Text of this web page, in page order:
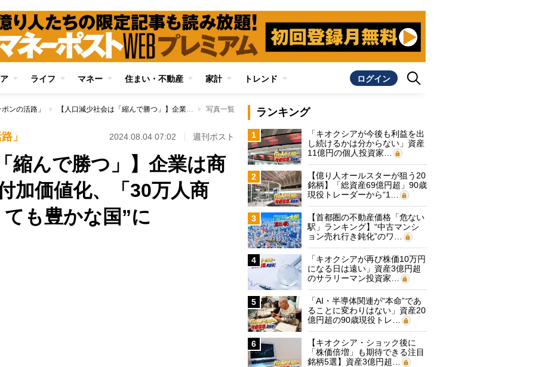
ライフ マネー 住まい・不動産 家計 トレンド ログイン
ンの活路」 【人口減少社会は「縮んで勝つ」】企業は商品やサービスを高付加価値化、「30万人商圏」構築で“小さくても豊かな国”に 写真一覧
」 2024.08.04 07:02 週刊ポスト
縮んで勝つ」】企業は商
加価値化、「30万人商
も豊かな国”に
ランキング
1
「キオクシアが今後も利益を出
し続けるかは分からない」資産
11億円の個人投資家…
2
【億り人オールスターが狙う20
銘柄】「総資産69億円超」90歳
現役トレーダーから“1…
3
【首都圏の不動産価格「危ない
駅」ランキング】“中古マンシ
ョン売れ行き鈍化”のワ…
4
「キオクシアが再び株価10万円
になる日は遠い」資産3億円超
のサラリーマン投資家…
5
「AI・半導体関連が“本命”であ
ることに変わりはない」資産20
億円超の90歳現役トレ…
6
【キオクシア・ショック後に
「株価倍増」も期待できる注目
銘柄5選】資産3億円超…